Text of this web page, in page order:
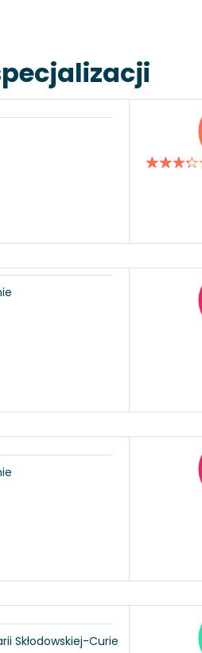
Skłodowskiej-Curie